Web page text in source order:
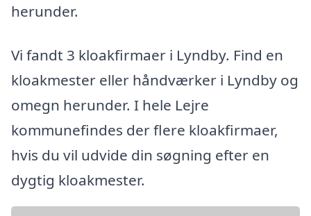
herunder.
Vi fandt 3 kloakfirmaer i Lyndby. Find en
kloakmester eller håndværker i Lyndby og
omegn herunder. I hele Lejre
kommunefindes der flere kloakfirmaer,
hvis du vil udvide din søgning efter en
dygtig kloakmester.